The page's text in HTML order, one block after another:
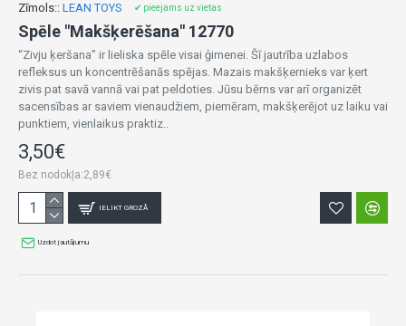
Zīmols:: LEAN TOYS ✔ pieejams uz vietas
Spēle "Makšķerēšana" 12770
“Zivju ķeršana” ir lieliska spēle visai ģimenei. Šī jautrība uzlabos
refleksus un koncentrēšanās spējas. Mazais makšķernieks var ķert
zivis pat savā vannā vai pat peldoties. Jūsu bērns var arī organizēt
sacensības ar saviem vienaudžiem, piemēram, makšķerējot uz laiku vai
punktiem, vienlaikus praktiz..
3,50€
Bez nodokļa:2,89€
IELIKT GROZĀ
Uzdot jautājumu